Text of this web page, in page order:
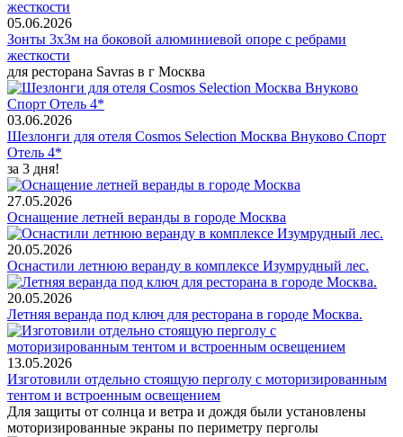
05.06.2026
Зонты 3х3м на боковой алюминиевой опоре с ребрами
жесткости
для ресторана Savras в г Москва
03.06.2026
Шезлонги для отеля Cosmos Selection Москва Внуково Спорт
Отель 4*
за 3 дня!
27.05.2026
Оснащение летней веранды в городе Москва
20.05.2026
Оснастили летнюю веранду в комплексе Изумрудный лес.
20.05.2026
Летняя веранда под ключ для ресторана в городе Москва.
13.05.2026
Изготовили отдельно стоящую перголу с моторизированным
тентом и встроенным освещением
Для защиты от солнца и ветра и дождя были установлены
моторизированные экраны по периметру перголы